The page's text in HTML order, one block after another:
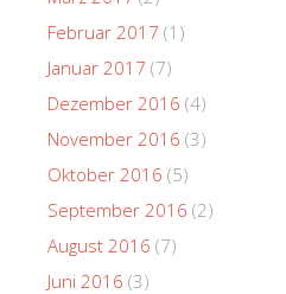
Februar 2017 (1)
Januar 2017 (7)
Dezember 2016 (4)
November 2016 (3)
Oktober 2016 (5)
September 2016 (2)
August 2016 (7)
Juni 2016 (3)